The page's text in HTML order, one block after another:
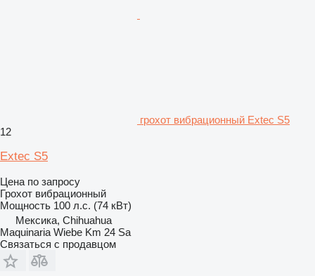
грохот вибрационный Extec S5
12
Extec S5
Цена по запросу
Грохот вибрационный
Мощность 100 л.с. (74 кВт)
Мексика, Chihuahua
Maquinaria Wiebe Km 24 Sa
Связаться с продавцом